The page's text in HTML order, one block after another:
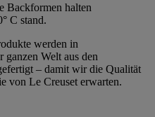
Backformen halten
C stand.
werden in
ganzen Welt aus den
– damit wir die Qualität
von Le Creuset erwarten.